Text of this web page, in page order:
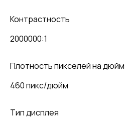
Контрастность
2000000:1
Плотность пикселей на дюйм
460 пикс/дюйм
Тип дисплея